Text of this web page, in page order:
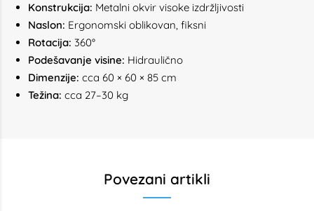
Konstrukcija: Metalni okvir visoke izdržljivosti
Naslon: Ergonomski oblikovan, fiksni
Rotacija: 360°
Podešavanje visine: Hidraulično
Dimenzije: cca 60 × 60 × 85 cm
Težina: cca 27–30 kg
Povezani artikli